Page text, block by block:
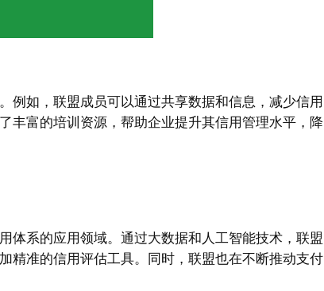
例如，联盟成员可以通过共享数据和信息，减少信用
丰富的培训资源，帮助企业提升其信用管理水平，降
体系的应用领域。通过大数据和人工智能技术，联盟
精准的信用评估工具。同时，联盟也在不断推动支付